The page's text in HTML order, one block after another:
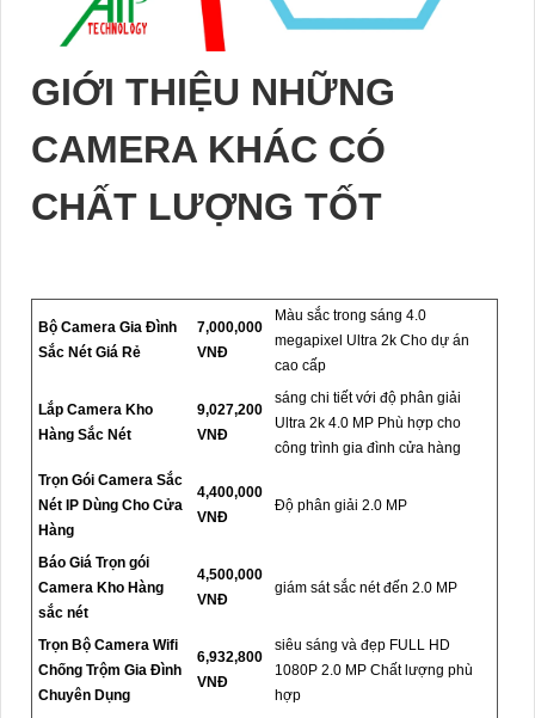
GIỚI THIỆU NHỮNG
CAMERA KHÁC CÓ
CHẤT LƯỢNG TỐT
Bộ Camera Gia Đình
Sắc Nét Giá Rẻ
7,000,000
VNĐ
Màu sắc trong sáng 4.0
megapixel Ultra 2k Cho dự án
cao cấp
Lắp Camera Kho
Hàng Sắc Nét
9,027,200
VNĐ
sáng chi tiết với độ phân giải
Ultra 2k 4.0 MP Phù hợp cho
công trình gia đình cửa hàng
Trọn Gói Camera Sắc
Nét IP Dùng Cho Cửa
Hàng
4,400,000
VNĐ
Độ phân giải 2.0 MP
Báo Giá Trọn gói
Camera Kho Hàng
sắc nét
4,500,000
VNĐ
giám sát sắc nét đến 2.0 MP
Trọn Bộ Camera Wifi
Chống Trộm Gia Đình
Chuyên Dụng
6,932,800
VNĐ
siêu sáng và đẹp FULL HD
1080P 2.0 MP Chất lượng phù
hợp